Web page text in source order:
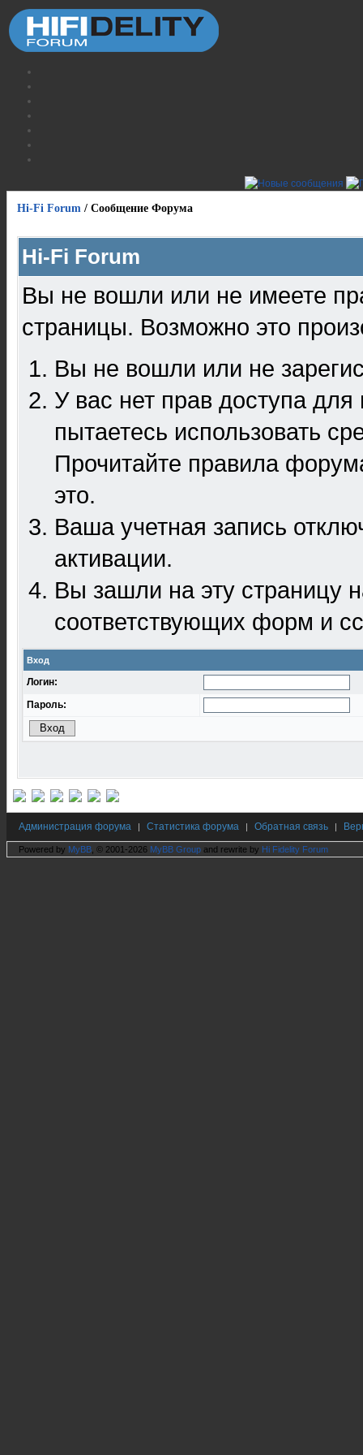
Hi-Fi Forum / Сообщение Форума
Hi-Fi Forum
Вы не вошли или не имеете
страницы. Возможно это
Вы не вошли или не
У вас нет прав доступа
пытаетесь использовать
Прочитайте правила
это.
Ваша учетная запись
активации.
Вы зашли на эту
соответствующих форм и
Вход
Логин:
Пароль:
Администрация форума | Статистика форума | Обратная связь |
Powered by MyBB , © 2001-2026 MyBB Group and rewrite by Hi Fidelity Forum